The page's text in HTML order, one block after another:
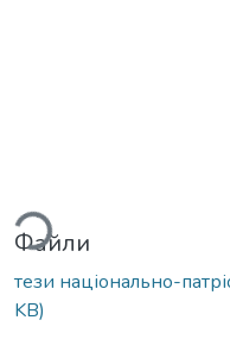
Файли
тези національно-
KB)